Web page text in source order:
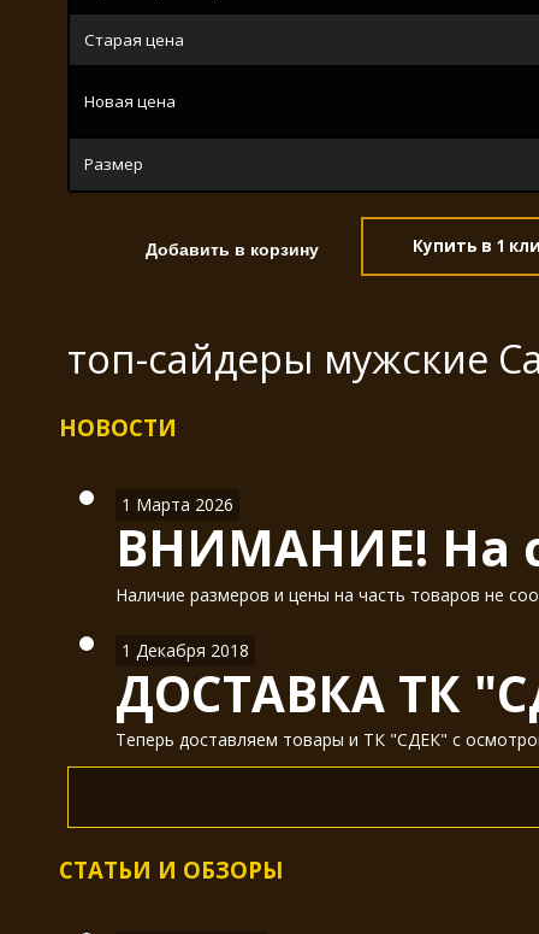
Старая цена
Новая цена
Размер
Купить в 1
топ-сайдеры мужские
НОВОСТИ
1 Марта 2026
ВНИМАНИЕ! На
Наличие размеров и цены на часть товаров не
1 Декабря 2018
ДОСТАВКА ТК
Теперь доставляем товары и ТК "СДЕК" с
СТАТЬИ И ОБЗОРЫ